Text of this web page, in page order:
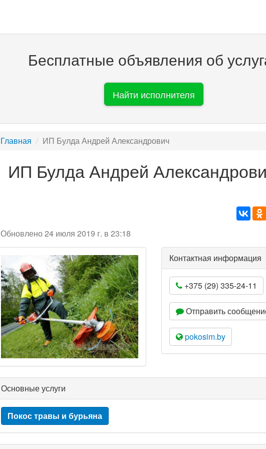
Бесплатные объявления об
Найти исполнителя
Главная ИП Булда Андрей Александрович
ИП Булда Андрей
Обновлено 24 июля 2019 г. в 23:18
Контактная информация
+375 (29) 335-24-11
Отправить
pokosim.by
Основные услуги
Покос травы и бурьяна